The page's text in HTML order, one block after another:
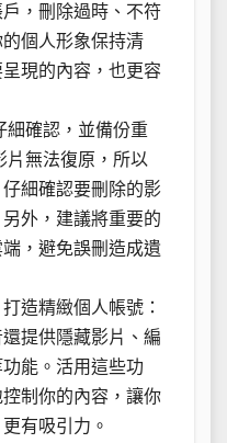
，刪除過時、不符
個人形象保持清
現的內容，也更容
細確認，並備份重
片無法復原，所以
細確認要刪除的影
外，建議將重要的
，避免誤刪造成遺
造精緻個人帳號：
提供隱藏影片、編
能。活用這些功
制你的內容，讓你
有吸引力。